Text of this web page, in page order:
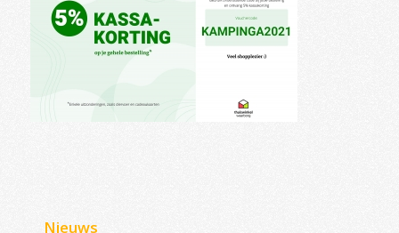
Nieuws